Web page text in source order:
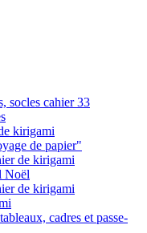
socles cahier 33
kirigami
de papier"
de kirigami
Noël
de kirigami
cadres et passe-